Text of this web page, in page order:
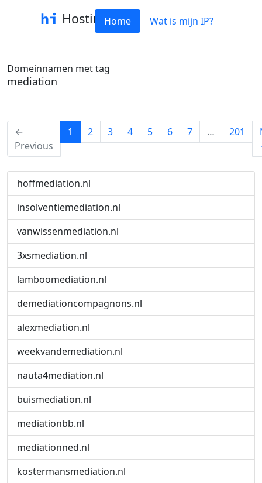
HostinfoHome Wat is mijn IP?
Domeinnamen met tag
mediation
←
Previous
1 (current)
2 3 4 5 6 7 … 201
hoffmediation.nl
insolventiemediation.nl
vanwissenmediation.nl
3xsmediation.nl
lamboomediation.nl
demediationcompagnons.nl
alexmediation.nl
weekvandemediation.nl
nauta4mediation.nl
buismediation.nl
mediationbb.nl
mediationned.nl
kostermansmediation.nl